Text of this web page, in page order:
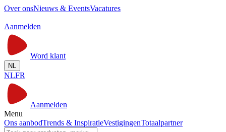
Over onsNieuws & EventsVacatures
Aanmelden
Word klant
NL
NLFR
Aanmelden
Menu
Ons aanbodTrends & InspiratieVestigingenTotaalpartner